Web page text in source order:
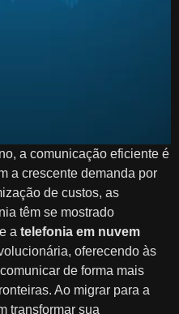
a comunicação eficiente é
a crescente demanda por
de custos, as
têm se mostrado
a telefonia em nuvem
oferecendo às
de forma mais
Ao migrar para a
transformar sua